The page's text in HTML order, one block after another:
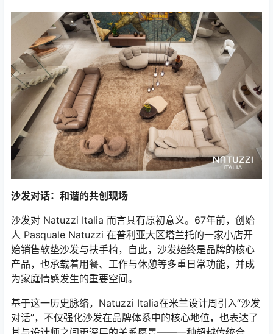
沙发对话：和谐的共创现场
沙发对 Natuzzi Italia 而言具有原初意义。67年前，创始
人 Pasquale Natuzzi 在普利亚大区塔兰托的一家小店开
始销售软垫沙发与扶手椅，自此，沙发始终是品牌的核心
产品，也承载着用餐、工作与休憩等多重日常功能，并成
为家庭情感发生的重要空间。
基于这一历史脉络，Natuzzi Italia在米兰设计周引入“沙发
对话”，不仅强化沙发在品牌体系中的核心地位，也表达了